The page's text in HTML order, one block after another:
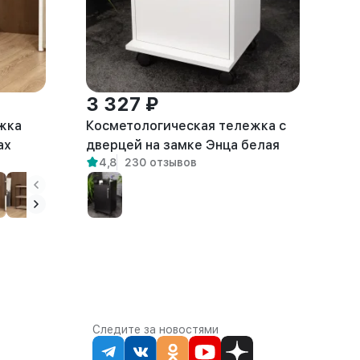
3 327 ₽
Косметологическая тележка с
дверцей на замке Энца белая
4,8 230 отзывов
Следите за новостями